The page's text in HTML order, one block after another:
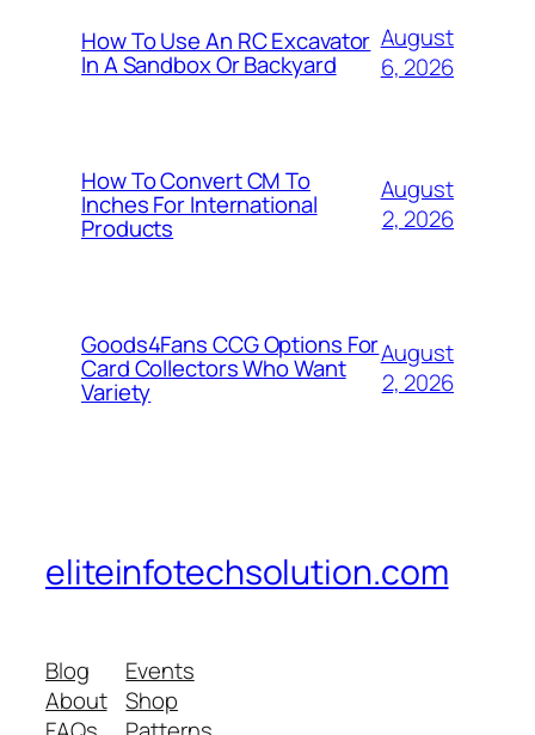
How To Use An RC Excavator
In A Sandbox Or Backyard
August
6, 2026
How To Convert CM To
Inches For International
Products
August
2, 2026
Goods4Fans CCG Options For
Card Collectors Who Want
Variety
August
2, 2026
eliteinfotechsolution.com
Blog
About
Events
Shop